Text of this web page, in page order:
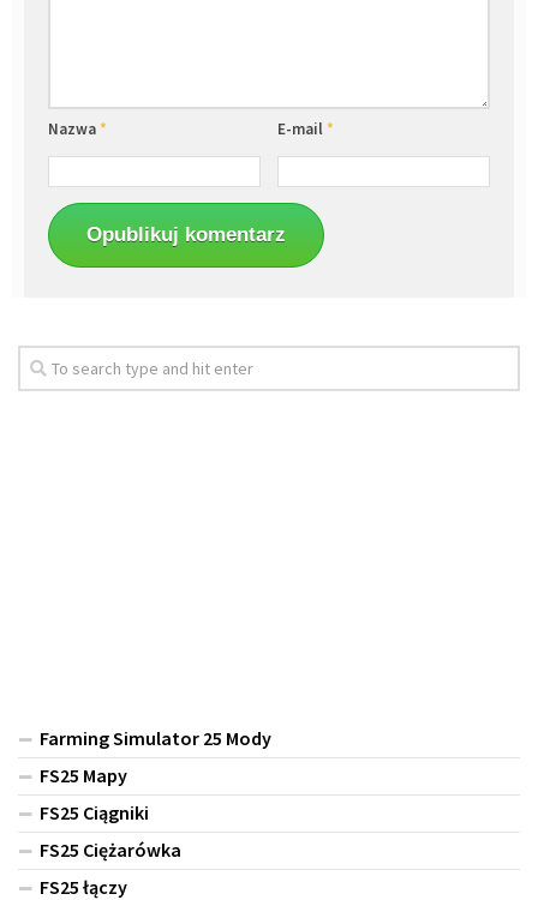
Nazwa* E-mail*
Farming Simulator 25 Mody
FS25 Mapy
FS25 Ciągniki
FS25 Ciężarówka
FS25 łączy